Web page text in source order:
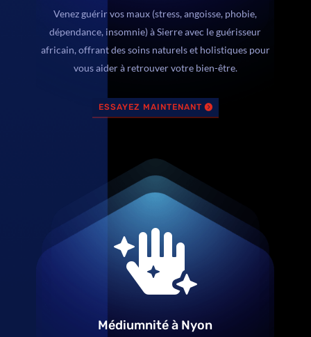
Venez guérir vos maux (stress, angoisse, phobie,
dépendance, insomnie) à Sierre avec le guérisseur
africain, offrant des soins naturels et holistiques pour
vous aider à retrouver votre bien-être.
ESSAYEZ MAINTENANT

Médiumnité à Nyon